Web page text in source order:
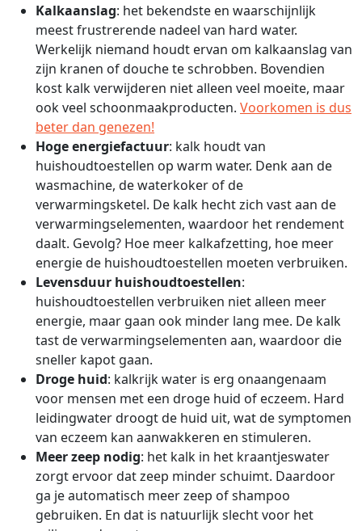
Kalkaanslag: het bekendste en waarschijnlijk
meest frustrerende nadeel van hard water.
Werkelijk niemand houdt ervan om kalkaanslag van
zijn kranen of douche te schrobben. Bovendien
kost kalk verwijderen niet alleen veel moeite, maar
ook veel schoonmaakproducten. Voorkomen is dus
beter dan genezen!
Hoge energiefactuur: kalk houdt van
huishoudtoestellen op warm water. Denk aan de
wasmachine, de waterkoker of de
verwarmingsketel. De kalk hecht zich vast aan de
verwarmingselementen, waardoor het rendement
daalt. Gevolg? Hoe meer kalkafzetting, hoe meer
energie de huishoudtoestellen moeten verbruiken.
Levensduur huishoudtoestellen:
huishoudtoestellen verbruiken niet alleen meer
energie, maar gaan ook minder lang mee. De kalk
tast de verwarmingselementen aan, waardoor die
sneller kapot gaan.
Droge huid: kalkrijk water is erg onaangenaam
voor mensen met een droge huid of eczeem. Hard
leidingwater droogt de huid uit, wat de symptomen
van eczeem kan aanwakkeren en stimuleren.
Meer zeep nodig: het kalk in het kraantjeswater
zorgt ervoor dat zeep minder schuimt. Daardoor
ga je automatisch meer zeep of shampoo
gebruiken. En dat is natuurlijk slecht voor het